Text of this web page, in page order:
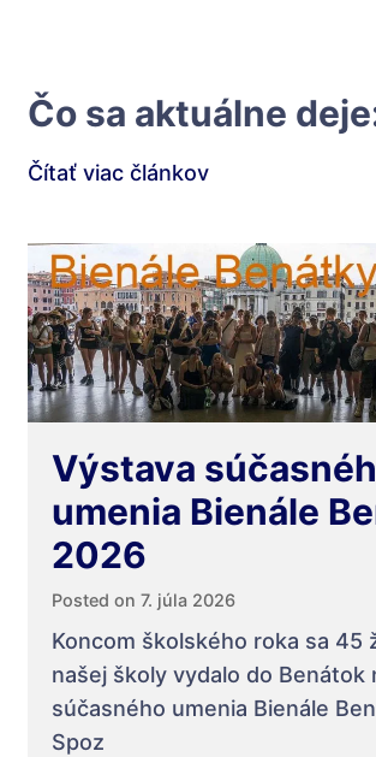
Čo sa aktuálne
Čítať viac článkov
Výstava
umenia Bienále
2026
Posted on 7. júla 2026
Koncom školského roka sa 45
našej školy vydalo do Benátok
súčasného umenia Bienále
Spoz